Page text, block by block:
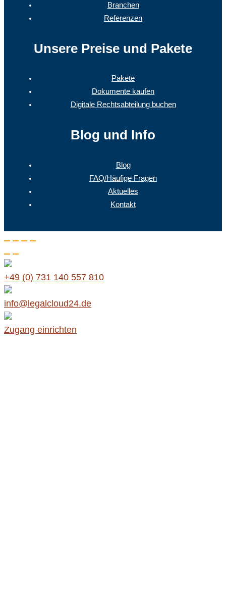
Branchen
Referenzen
Unsere Preise und Pakete
Pakete
Dokumente kaufen
Digitale Rechtsabteilung buchen
Blog und Info
Blog
FAQ/Häufige Fragen
Aktuelles
Kontakt
+49 (0) 731 140 557 810
info@legalcloud24.de
Zugang einrichten